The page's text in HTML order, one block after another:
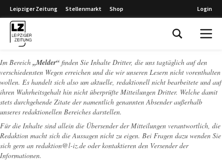
Leipziger Zeitung Stellenmarkt Shop Login
Im Bereich „Melder“ finden Sie Inhalte Dritter, die uns tagtäglich auf den
verschiedensten Wegen erreichen und die wir unseren Lesern nicht vorenthalten
wollen. Es handelt sich also um aktuelle, redaktionell nicht bearbeitete und auf
ihren Wahrheitsgehalt hin nicht überprüfte Mitteilungen Dritter. Welche damit
stets durchgehende Zitate der namentlich genannten Absender außerhalb
unseres redaktionellen Bereiches darstellen.
Für die Inhalte sind allein die Übersender der Mitteilungen verantwortlich, die
Redaktion macht sich die Aussagen nicht zu eigen. Bei Fragen dazu wenden Sie
sich gern an redaktion@l-iz.de oder kontaktieren den Versender der
Informationen.